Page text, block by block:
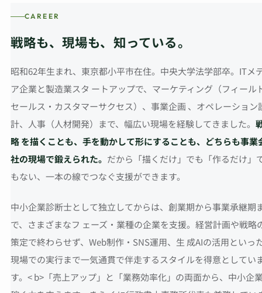
CAREER
戦略も、現場も、知っている。
昭和62年生まれ、東京都小平市在住。中央大学法学部卒。ITメ
ア企業と製造業スタ ートアップで、マーケティング（フィール
セールス・カスタマーサクセス）、事業企画 、オペレーション
計、人事（人材開発）まで、幅広い現場を経験してきました。
略 を描くことも、手を動かして形にすることも、どちらも事業
社の現場で鍛えられた。 だから「描くだけ」でも「作るだけ」
もない、一本の線でつなぐ支援ができます。
中小企業診断士として独立してからは、創業期から事業承継期
で、さまざまなフ ェーズ・業種の企業を支援。経営計画や戦略
策定で終わらせず、Web制作・SNS運用、生 成AIの活用といっ
現場での実行まで一気通貫で伴走するスタイルを得意としてい
す。< b>「売上アップ」と「業務効率化」の両面から、中小企